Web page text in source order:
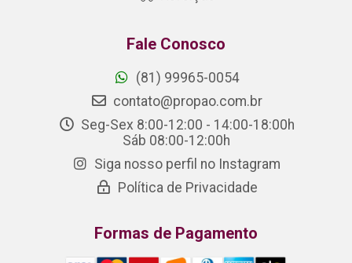
Fale Conosco
(81) 99965-0054
contato@propao.com.br
Seg-Sex 8:00-12:00 - 14:00-18:00h
Sáb 08:00-12:00h
Siga nosso perfil no Instagram
Política de Privacidade
Formas de Pagamento